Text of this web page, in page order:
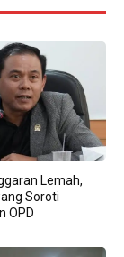
Lemah,
Soroti
OPD